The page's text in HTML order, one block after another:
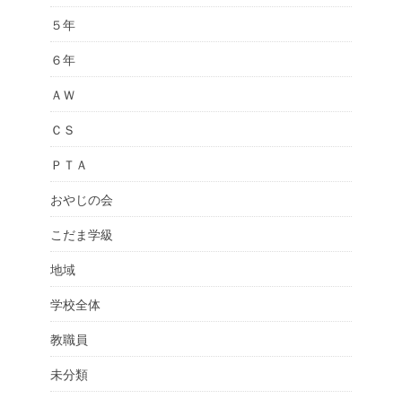
５年
６年
ＡＷ
ＣＳ
ＰＴＡ
おやじの会
こだま学級
地域
学校全体
教職員
未分類